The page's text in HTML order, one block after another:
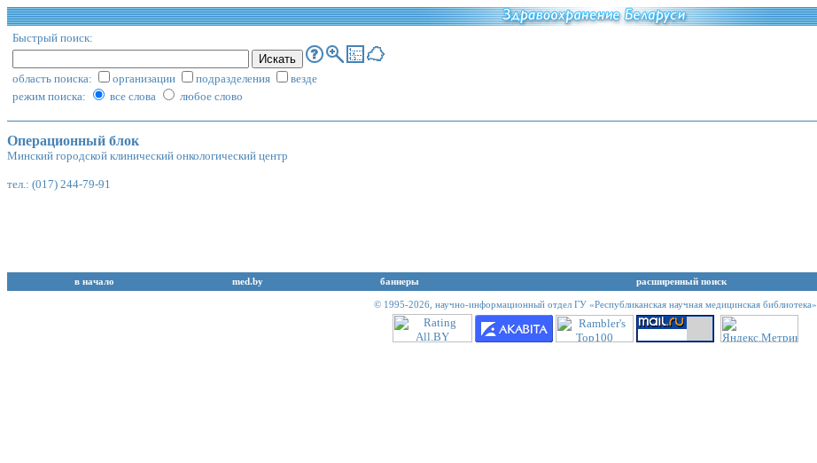
Быстрый поиск:
область поиска: организации подразделения
везде
режим поиска:
все слова любое слово
Операционный блок
Минский городской клинический онкологический центр
тел.: (017) 244-79-91
в начало med.by баннеры расширенный поиск
© 1995-2026, научно-информационный отдел ГУ «Республиканская научная медицинская библиотека»